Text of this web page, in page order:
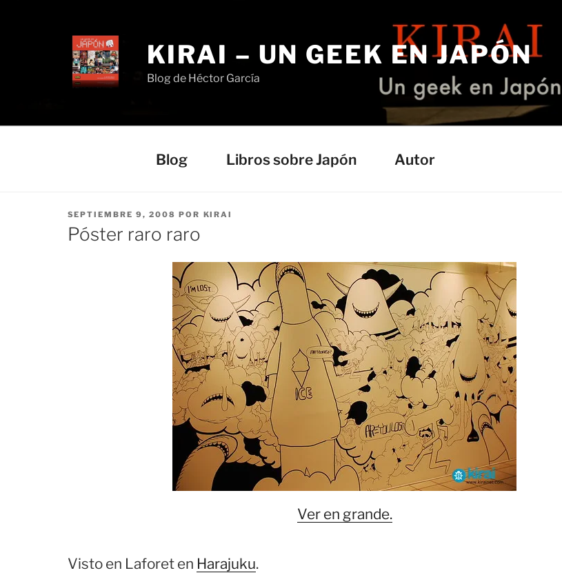
KIRAI – UN GEEK EN JAPÓN
Blog de Héctor García
Blog Libros sobre Japón Autor
PUBLICADO
EL
SEPTIEMBRE 9, 2008 POR KIRAI
Póster raro raro
Ver en grande.
Visto en Laforet en Harajuku.